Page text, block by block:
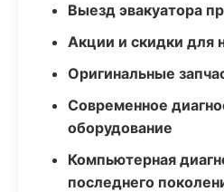
Выезд эвакуатора
Акции и скидки для
Оригинальные
Современное
оборудование
Компьютерная
последнего